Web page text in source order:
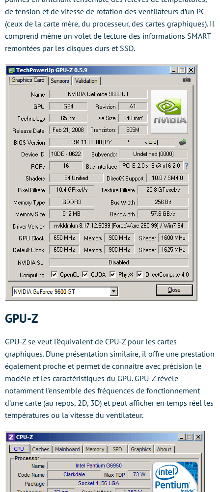
de tension et de vitesse de rotation des ventilateurs d’un PC
(ceux de la carte mère, du processeur, des cartes graphiques). Il
comprend même un volet de lecture des informations SMART
remontées par les disques durs et SSD.
GPU-Z
GPU-Z se veut l’équivalent de CPU-Z pour les cartes
graphiques. D’une présentation similaire, il offre une prestation
également proche et permet de connaître avec précision le
modèle et les caractéristiques du GPU. GPU-Z révèle
notamment l’ensemble des fréquences de fonctionnement
d’une carte (au repos, 2D, 3D) et peut afficher en temps réel les
températures ou la vitesse du ventilateur.